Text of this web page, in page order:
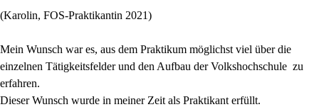
(Karolin, FOS-Praktikantin 2021)
Mein Wunsch war es, aus dem Praktikum möglichst viel über die
einzelnen Tätigkeitsfelder und den Aufbau der Volkshochschule zu
erfahren.
Dieser Wunsch wurde in meiner Zeit als Praktikant erfüllt.